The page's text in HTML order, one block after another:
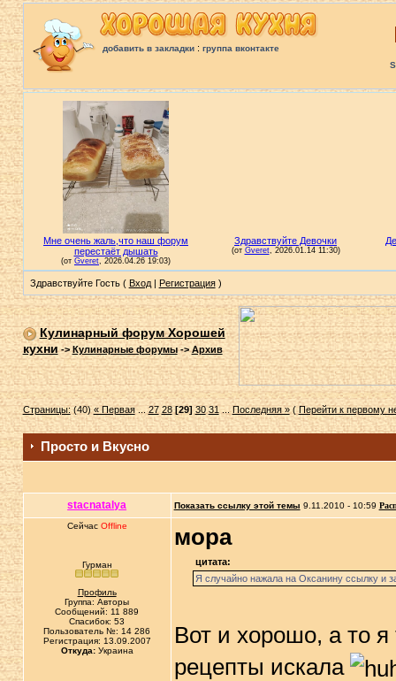
добавить в закладки: группа вконтакте
Здравствуйте Гость ( Вход| Регистрация)
Кулинарный форум Хорошей
кухни->Кулинарные форумы->Архив
Страницы:(40)« Первая...27 28 [29] 30 31...Последняя »( Перейти к первому
Просто и Вкусно
stacnatalya Показать ссылку этой темы 9.11.2010 - 10:59
Сейчас Offline
Гурман
Профиль
Группа: Авторы
Сообщений: 11 889
Спасибок: 53
Пользователь №: 14 286
Регистрация: 13.09.2007
Откуда:Украина
мора
цитата:
Я случайно нажала на Оксанину ссылку и
Вот и хорошо, а то я
рецепты искала